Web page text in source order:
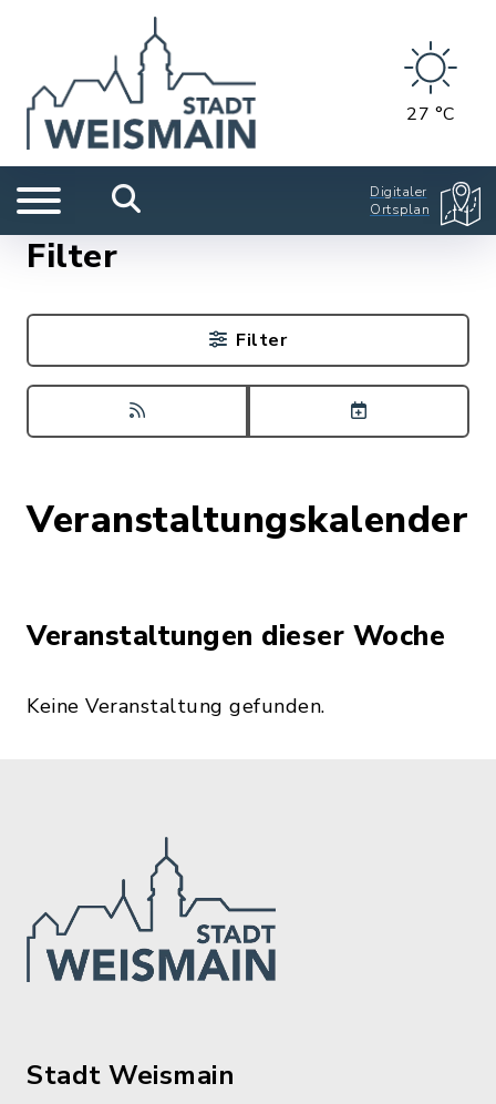
27 °C
Digitaler
Ortsplan
Veranstaltungskalender
Veranstaltungen dieser Woche
Keine Veranstaltung gefunden.
Filter
Filter
Stadt Weismain